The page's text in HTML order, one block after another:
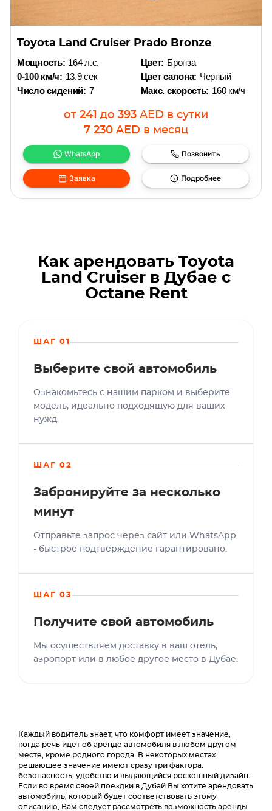
Toyota Land Cruiser Prado Bronze
Мощность: 164 л.с.
0-100 км/ч: 13.9 сек
Число сидений: 7
Цвет: Бронза
Цвет салона: Черный
Макс. скорость: 160 км/ч
от 241 до 393 AED в сутки
7 230 AED в месяц
WhatsApp Позвонить
Заявка Подробнее
Как арендовать Toyota
Land Cruiser в Дубае с
Octane Rent
ШАГ 01
Выберите свой автомобиль
Ознакомьтесь с нашим парком и выберите
модель, идеально подходящую для ваших
нужд.
ШАГ 02
Забронируйте за несколько
минут
Отправьте запрос через сайт или WhatsApp
- быстрое подтверждение гарантировано.
ШАГ 03
Получите свой автомобиль
Мы осуществляем доставку в ваш отель,
аэропорт или в любое другое место в Дубае.
Каждый водитель знает, что комфорт имеет значение,
когда речь идет об аренде автомобиля в любом другом
месте, кроме родного города. В некоторых местах
решающее значение имеют сразу три фактора:
безопасность, удобство и выдающийся роскошный дизайн.
Если во время своей поездки в Дубай Вы хотите арендовать
автомобиль, который будет соответствовать этому
описанию, Вам следует рассмотреть возможность аренды